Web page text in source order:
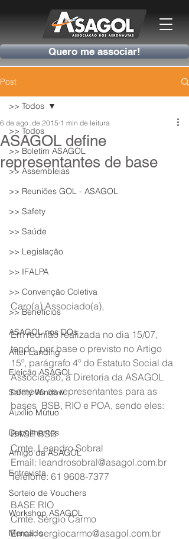
Quero me associar!
Post
>> Todos
>> Boletim ASAGOL
>> Assembleias
>> Reuniões GOL - ASAGOL
>> Safety
>> Saúde
>> Legislação
>> IFALPA
>> Convenção Coletiva
>> Benefícios
ASAGOL nos DOs
After Landing
Eleição ASAGOL
Safety Window
Auxílio Mútuo
Depoimentos
Amigo da ASAGOL
Entrevista
Sorteio de Vouchers
Workshop ASAGOL
Mercado
>> Todos
ASAGOL define
representantes de base
6 de ago. de 2015 1 min de leitura
Caro(a) Associado(a),
Em reunião realizada no dia 15/07,
tendo  por base o previsto no Artigo
15º, parágrafo 4º do Estatuto Social da
Associação, a Diretoria da ASAGOL
nomeou os representantes para as
bases  BSB, RIO e POA, sendo eles:
BASE BSB
Cmte. Leandro Sobral
Email: leandrosobral@asagol.com.br
Telefone: 61 9608-7377
BASE RIO
Cmte. Sérgio Carmo
Email: sergiocarmo@asagol.com.br